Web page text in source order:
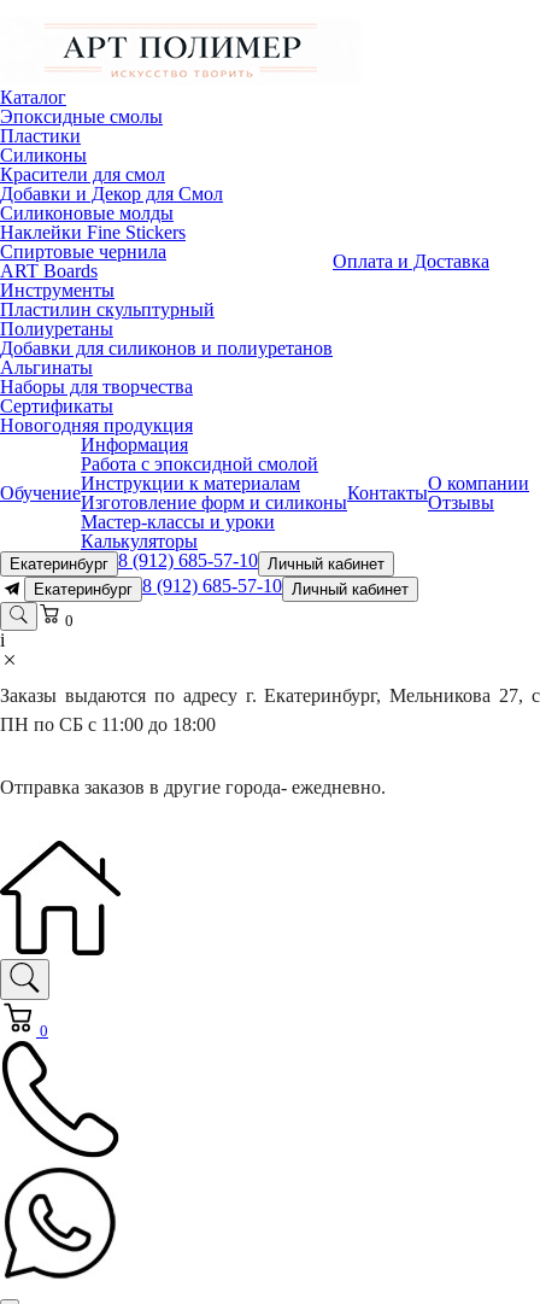
Каталог
Эпоксидные смолы
Пластики
Силиконы
Красители для смол
Добавки и Декор для Смол
Силиконовые молды
Наклейки Fine Stickers
Спиртовые чернила
ART Boards
Инструменты
Пластилин скульптурный
Полиуретаны
Добавки для силиконов и полиуретанов
Альгинаты
Наборы для творчества
Сертификаты
Новогодняя продукция
Оплата и Доставка
Обучение
Информация
Работа с эпоксидной смолой
Инструкции к материалам
Изготовление форм и силиконы
Мастер-классы и уроки
Калькуляторы
КонтактыО компании
Отзывы
Екатеринбург 8 (912) 685-57-10 Личный кабинет
Екатеринбург 8 (912) 685-57-10 Личный кабинет
0
i
Заказы выдаются по адресу г. Екатеринбург, Мельникова 27, с
ПН по СБ с 11:00 до 18:00
Отправка заказов в другие города- ежедневно.
0